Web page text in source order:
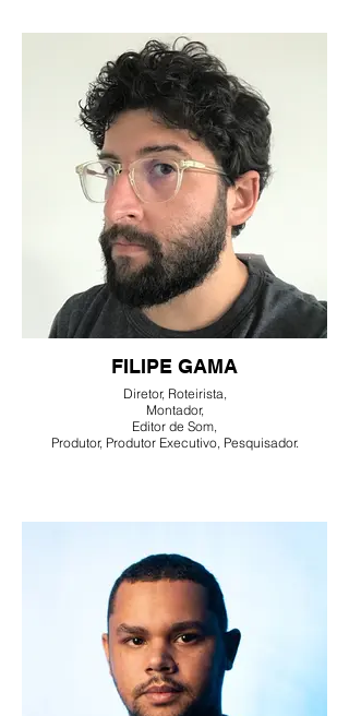
FILIPE GAMA
Diretor, Roteirista,
Montador,
Editor de Som,
Produtor, Produtor Executivo, Pesquisador.